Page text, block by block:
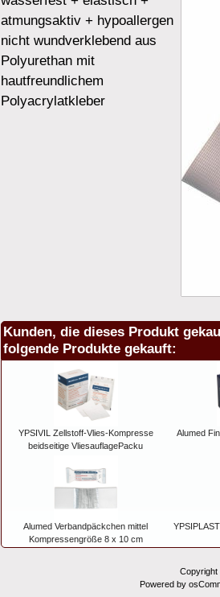
atmungsaktiv + hypoallergen
nicht wundverklebend aus
Polyurethan mit
hautfreundlichem
Polyacrylatkleber
Kunden, die dieses Produkt
folgende Produkte gekauft:
YPSIVIL Zellstoff-Vlies-Kompresse
beidseitige VliesauflagePacku
Alumed
Alumed Verbandpäckchen mittel
Kompressengröße 8 x 10 cm
Powered by